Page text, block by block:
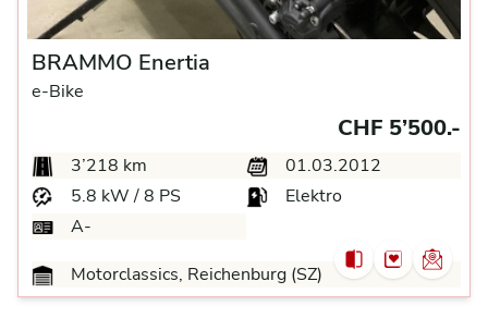
BRAMMO Enertia
e-Bike
CHF 5’500.-
3’218 km
01.03.2012
5.8 kW / 8 PS
Elektro
A-
Motorclassics, Reichenburg (SZ)